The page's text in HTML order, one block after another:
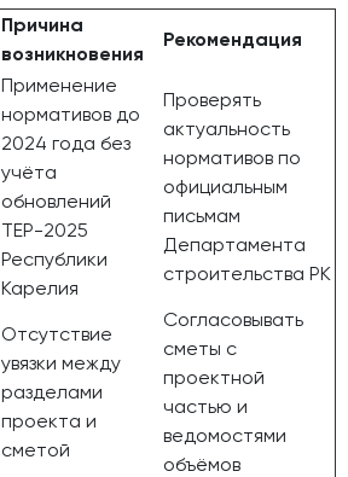
Причина
возникновения
Рекомендация
Применение
нормативов до
2024 года без
учёта
обновлений
ТЕР-2025
Республики
Карелия
Проверять
актуальность
нормативов по
официальным
письмам
Департамента
строительства РК
Отсутствие
увязки между
разделами
проекта и
сметой
Согласовывать
сметы с
проектной
частью и
ведомостями
объёмов